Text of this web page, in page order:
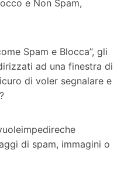
e Non Spam,
Spam e Blocca”, gli
ad una finestra di
di voler segnalare e
impedireche
di spam, immagini o